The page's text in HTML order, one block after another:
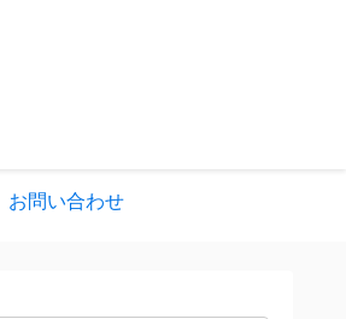
お問い合わせ